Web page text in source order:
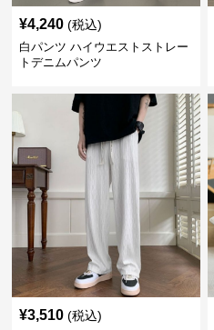
¥4,240 (税込)
白パンツ ハイウエストストレー
トデニムパンツ
¥3,510 (税込)